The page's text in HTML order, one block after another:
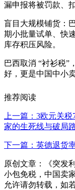
漏申报将被罚款、
盲目大规模铺货：
期小批量试单、快
库存积压风险。
巴西取消 “衬衫税”
好，更是中国中小
推荐阅读
上一篇：3欧元关
家的生死线与破局
下一篇：英德退货
原创文章：《突发
小包免税，中国卖
允许请勿转载，如